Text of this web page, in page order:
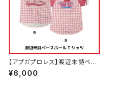
【アプガプロレス】渡辺未詩ベー
スボールTシャツ
¥6,000